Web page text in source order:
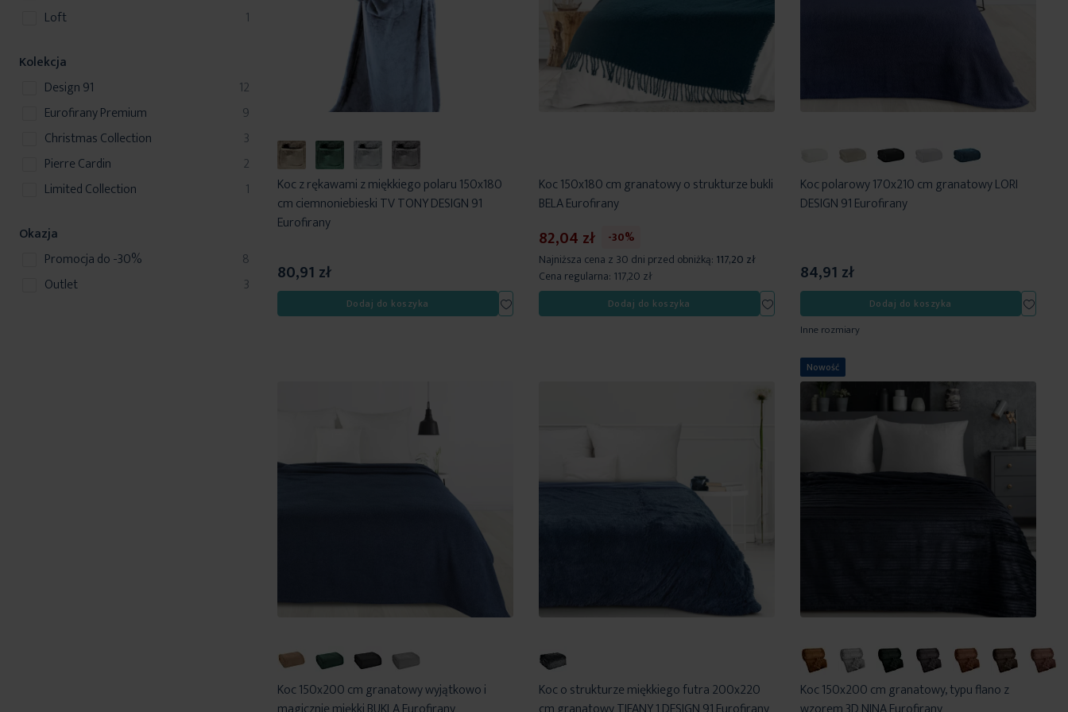
Koc z rękawami z miękkiego polaru 150x180
cm ciemnoniebieski TV TONY DESIGN 91
Eurofirany
80,91 zł
Dodaj do koszyka
Dodaj
do
Koc 150x180 cm granatowy o strukturze bukli
BELA Eurofirany
82,04 zł
-30%
Najniższa cena z 30 dni przed obniżką: 117,20 zł
Cena regularna: 117,20 zł
Dodaj do koszyka
Dodaj
do
Koc polarowy 170x210 cm granatowy LORI
DESIGN 91 Eurofirany
84,91 zł
Dodaj do koszyka
Dodaj
do
Inne rozmiary
Koc 150x200 cm granatowy wyjątkowo i
Koc o strukturze miękkiego futra 200x220
Nowość
Koc 150x200 cm granatowy, typu flano z
loft
1produkt
Kolekcja
Design 91
12
produkty
Eurofirany Premium
9
produkty
Christmas Collection
3
produkty
Pierre Cardin
2
produkty
Limited Collection
1produkt
Okazja
Promocja do -30%
8
produkty
Outlet
3
produkty